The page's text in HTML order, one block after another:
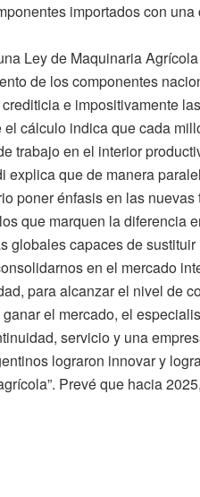
importados con
Ley de Maquinaria
de los componentes
e impositivamente las
cálculo indica que cada
trabajo en el interior
explica que de manera
poner énfasis en las
que marquen la diferencia
globales capaces de
en el mercado
para alcanzar el nivel de
el mercado, el
servicio y una
lograron innovar y
Prevé que hacia